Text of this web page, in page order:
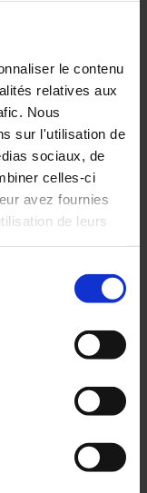
le contenu
relatives aux
Nous
sur l'utilisation de
sociaux, de
celles-ci
avez fournies
de leurs
notre
politique de
des pH-mètres ...
de température sur site,